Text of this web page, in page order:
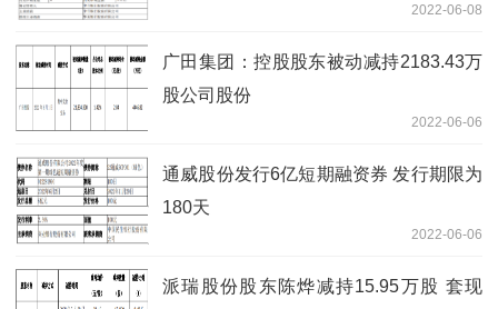
2022-06-08
广田集团：控股股东被动减持2183.43万
股公司股份
2022-06-06
通威股份发行6亿短期融资券 发行期限为
180天
2022-06-06
派瑞股份股东陈烨减持15.95万股 套现